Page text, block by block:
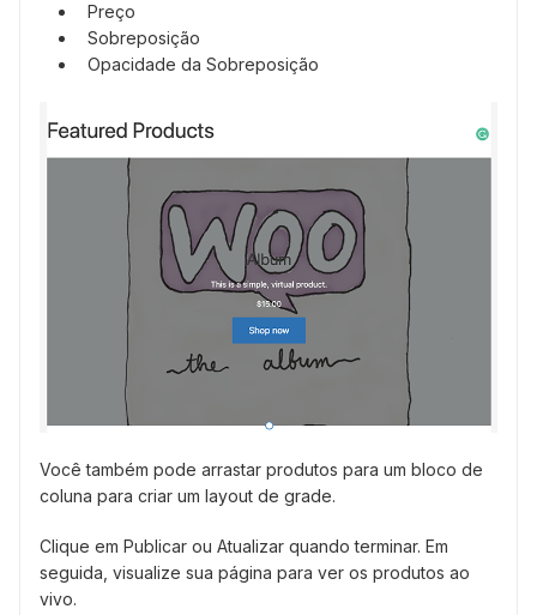
Preço
Sobreposição
Opacidade da Sobreposição
Você também pode arrastar produtos para um bloco de
coluna para criar um layout de grade.
Clique em Publicar ou Atualizar quando terminar. Em
seguida, visualize sua página para ver os produtos ao
vivo.